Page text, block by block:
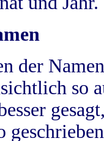
der
so